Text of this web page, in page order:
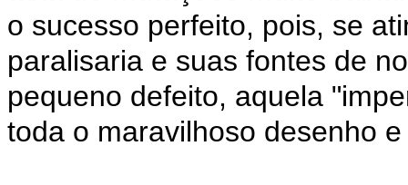
o sucesso perfeito, pois, se
paralisaria e suas fontes de
pequeno defeito, aquela
toda o maravilhoso desenho